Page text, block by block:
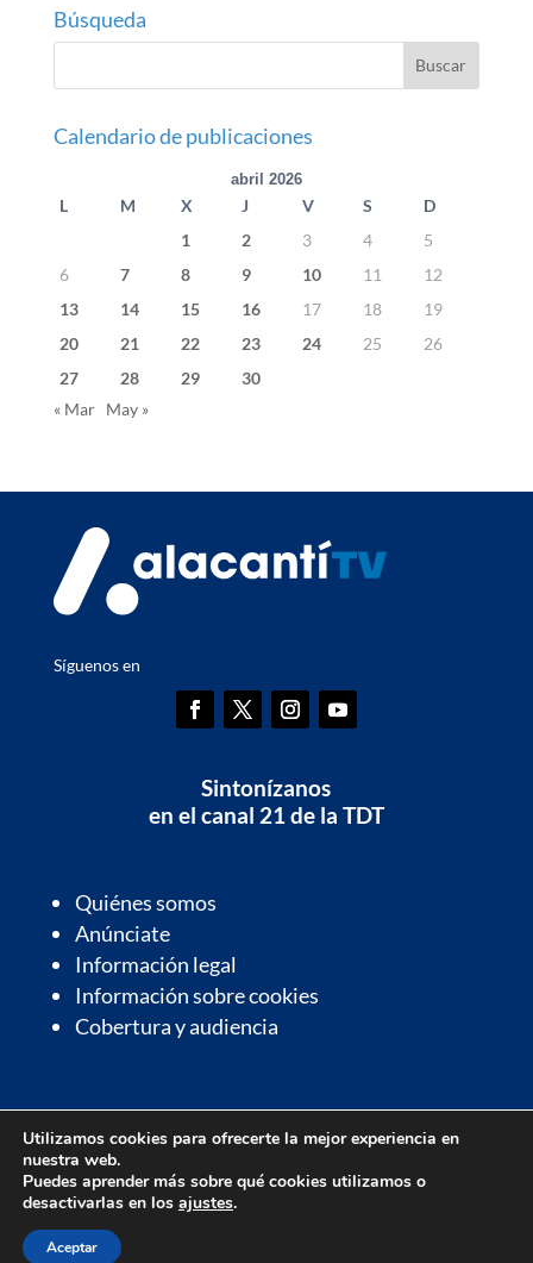
Búsqueda
Calendario de publicaciones
abril 2026
L M X J V S
D
1
2 3 4
5
6
7 8 9 10 11
12
13
14 15 16 17 18
19
20
21 22 23 24 25
26
27
28 29
30
« Mar
May »
Síguenos en
Sintonízanos
en el canal 21 de la TDT
Quiénes somos
Anúnciate
Información legal
Información sobre cookies
Cobertura y audiencia
Información de interés
Contactos de interés
Farmacias de guardia
Parrilla de programación
Utilizamos cookies para ofrecerte la mejor experiencia en
nuestra web.
Puedes aprender más sobre qué cookies utilizamos o
desactivarlas en los ajustes.
Aceptar